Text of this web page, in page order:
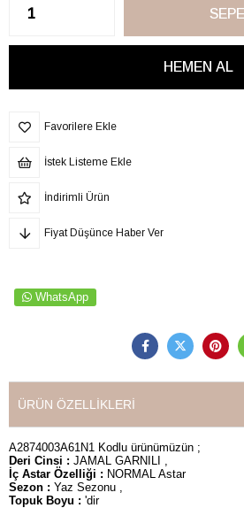
Favorilere Ekle
İstek Listeme Ekle
İndirimli Ürün
Fiyat Düşünce Haber Ver
WhatsApp
ÜRÜN ÖZELLIKLERI
A2874003A61N1 Kodlu ürünümüzün ;
Deri Cinsi : JAMAL GARNILI ,
İç Astar Özelliği : NORMAL Astar
Sezon : Yaz Sezonu ,
Topuk Boyu : 'dir